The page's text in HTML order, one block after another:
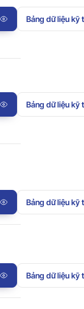
Bảng dữ liệu kỹ
Bảng dữ liệu kỹ
Bảng dữ liệu kỹ
Bảng dữ liệu kỹ